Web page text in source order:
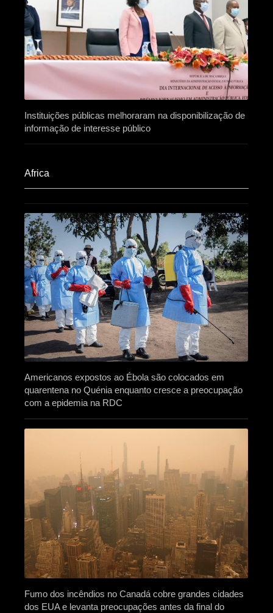
Instituições públicas melhoraram na disponibilização de
informação de interesse público
Africa​
Americanos expostos ao Ébola são colocados em
quarentena no Quénia enquanto cresce a preocupação
com a epidemia na RDC
Fumo dos incêndios no Canadá cobre grandes cidades
dos EUA e levanta preocupações antes da final do